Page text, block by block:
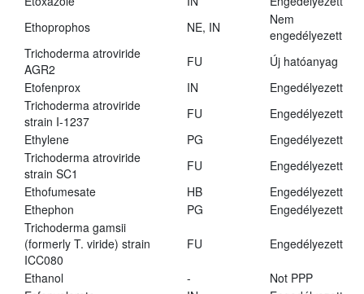
Ethoprophos
NE, IN
Nem
engedélyezett
Trichoderma atroviride
AGR2
FU
Új hatóanyag
Etofenprox
IN
Engedélyezett
Trichoderma atroviride
strain I-1237
FU
Engedélyezett
Ethylene
PG
Engedélyezett
Trichoderma atroviride
strain SC1
FU
Engedélyezett
Ethofumesate
HB
Engedélyezett
Ethephon
PG
Engedélyezett
Trichoderma gamsii
(formerly T. viride) strain
ICC080
FU Engedélyezett
Ethanol -
Not PPP